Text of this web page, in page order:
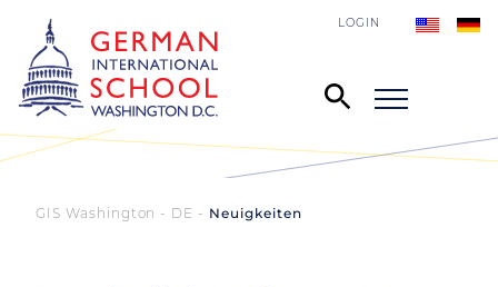
LOGIN
GIS Washington - DE Neuigkeiten